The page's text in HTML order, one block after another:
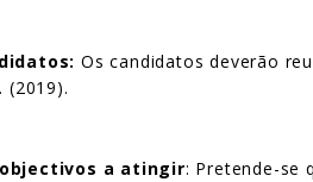
Os candidatos deverão
(2019).
a atingir: Pretende-se